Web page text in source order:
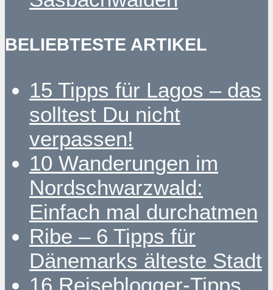
BELIEBTESTE ARTIKEL
15 Tipps für Lagos – das
solltest Du nicht
verpassen!
10 Wanderungen im
Nordschwarzwald:
Einfach mal durchatmen
Ribe – 6 Tipps für
Dänemarks älteste Stadt
16 Reiseblogger-Tipps